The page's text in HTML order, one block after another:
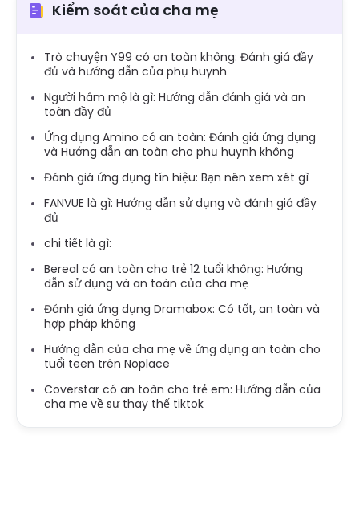
Kiểm soát của cha mẹ
Trò chuyện Y99 có an toàn không: Đánh giá đầy
đủ và hướng dẫn của phụ huynh
Người hâm mộ là gì: Hướng dẫn đánh giá và an
toàn đầy đủ
Ứng dụng Amino có an toàn: Đánh giá ứng dụng
và Hướng dẫn an toàn cho phụ huynh không
Đánh giá ứng dụng tín hiệu: Bạn nên xem xét gì
FANVUE là gì: Hướng dẫn sử dụng và đánh giá đầy
đủ
chi tiết là gì:
Bereal có an toàn cho trẻ 12 tuổi không: Hướng
dẫn sử dụng và an toàn của cha mẹ
Đánh giá ứng dụng Dramabox: Có tốt, an toàn và
hợp pháp không
Hướng dẫn của cha mẹ về ứng dụng an toàn cho
tuổi teen trên Noplace
Coverstar có an toàn cho trẻ em: Hướng dẫn của
cha mẹ về sự thay thế tiktok